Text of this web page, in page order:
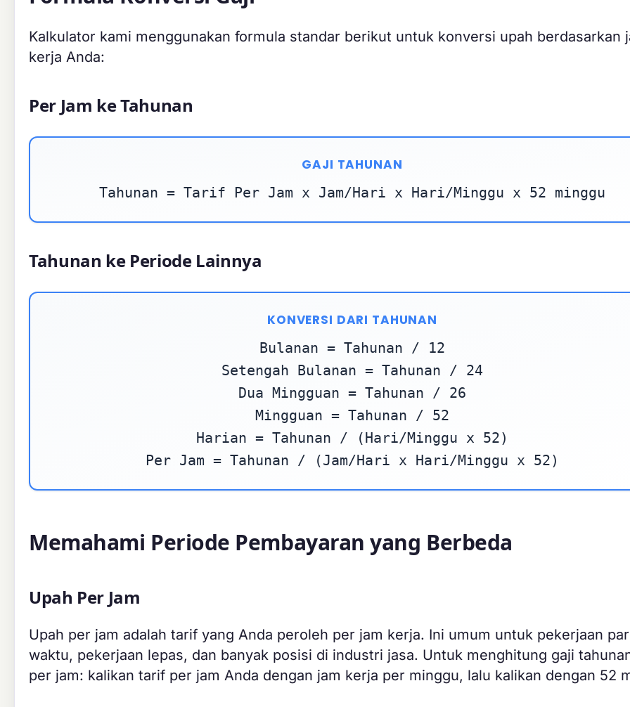
Kalkulator kami menggunakan formula standar berikut untuk konversi upah berdasarkan
kerja Anda:
Per Jam ke Tahunan
GAJI TAHUNAN
Tahunan = Tarif Per Jam x Jam/Hari x Hari/Minggu x 52 minggu
Tahunan ke Periode Lainnya
KONVERSI DARI TAHUNAN
Bulanan = Tahunan / 12
Setengah Bulanan = Tahunan / 24
Dua Mingguan = Tahunan / 26
Mingguan = Tahunan / 52
Harian = Tahunan / (Hari/Minggu x 52)
Per Jam = Tahunan / (Jam/Hari x Hari/Minggu x 52)
Memahami Periode Pembayaran yang Berbeda
Upah Per Jam
Upah per jam adalah tarif yang Anda peroleh per jam kerja. Ini umum untuk pekerjaan
waktu, pekerjaan lepas, dan banyak posisi di industri jasa. Untuk menghitung gaji
per jam: kalikan tarif per jam Anda dengan jam kerja per minggu, lalu kalikan dengan 52